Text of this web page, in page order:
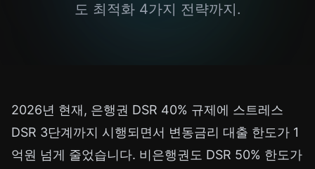
도 최적화 4가지 전략까지.
2026년 현재, 은행권 DSR 40% 규제에 스트레스
DSR 3단계까지 시행되면서 변동금리 대출 한도가 1
억원 넘게 줄었습니다. 비은행권도 DSR 50% 한도가